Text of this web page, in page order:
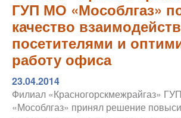
ГУП МО «Мособлгаз»
качество
посетителями и
работу офиса
23.04.2014
Филиал «Красногорскмежрайгаз»
«Мособлгаз» принял решение